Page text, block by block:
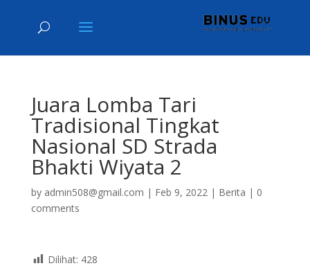
Juara Lomba Tari
Tradisional Tingkat
Nasional SD Strada
Bhakti Wiyata 2
by admin508@gmail.com | Feb 9, 2022| Berita | 0
comments
Dilihat: 428